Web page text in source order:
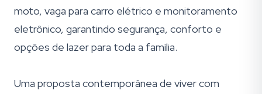
moto, vaga para carro elétrico e monitoramento
eletrônico, garantindo segurança, conforto e
opções de lazer para toda a família.
Uma proposta contemporânea de viver com